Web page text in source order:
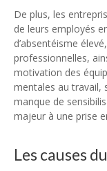
De plus, les
de leurs employés
d’absentéisme
professionnelles,
motivation des
mentales au travail,
manque de
majeur à une prise
Les causes